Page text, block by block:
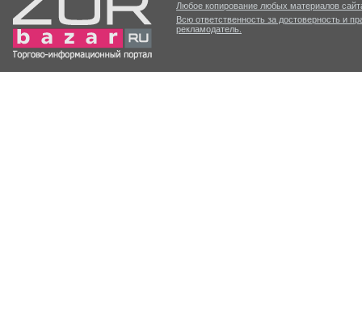
Любое копирование любых материалов
Всю ответственность за достоверность и
рекламодатель.